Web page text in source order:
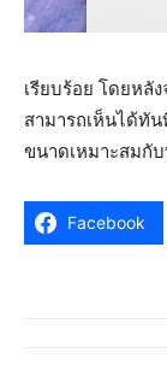
เรียบร้อย โดยหลั
สามารถเห็นได้ทั
ขนาดเหมาะสมกับ
Facebook